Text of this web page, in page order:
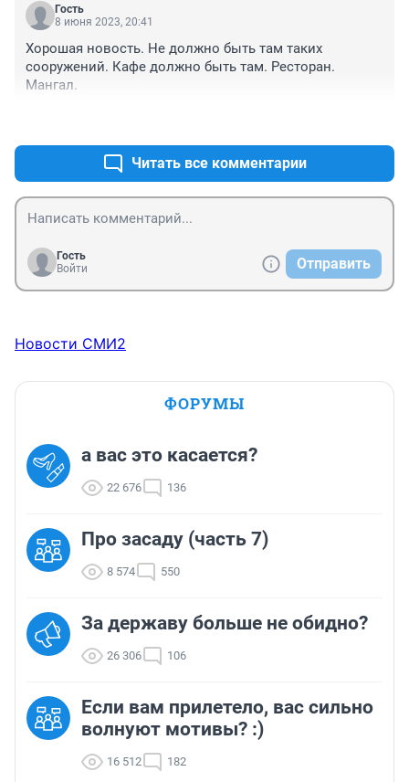
высоты падения»);
- ГОСТ Р 52301–2013 («Оборудование и покрытия
детских игровых площадок. Безопасность при
эксплуатации. Общие требования»).
Гость
8 июня 2023, 20:41
Хорошая новость. Не должно быть там таких
сооружений. Кафе должно быть там. Ресторан.
Мангал.
Читать все комментарии
Гость
Войти
Отправить
Новости СМИ2
ФОРУМЫ
а вас это касается?
22 676 136
Про засаду (часть 7)
8 574 550
За державу больше не обидно?
26 306 106
Если вам прилетело, вас сильно
волнуют мотивы? :)
16 512 182